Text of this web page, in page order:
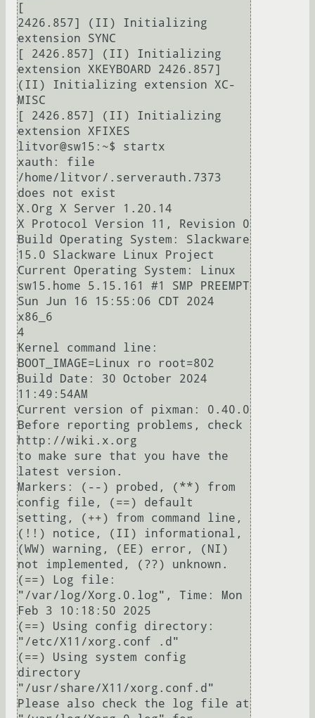
[
2426.857] (II) Initializing
extension SYNC
[ 2426.857] (II) Initializing
extension XKEYBOARD 2426.857]
(II) Initializing extension XC-
MISC
[ 2426.857] (II) Initializing
extension XFIXES
litvor@sw15:~$ startx
xauth: file
/home/litvor/.serverauth.7373
does not exist
X.Org X Server 1.20.14
X Protocol Version 11, Revision 0
Build Operating System: Slackware
15.0 Slackware Linux Project
Current Operating System: Linux
sw15.home 5.15.161 #1 SMP PREEMPT
Sun Jun 16 15:55:06 CDT 2024
x86_6
4
Kernel command line:
BOOT_IMAGE=Linux ro root=802
Build Date: 30 October 2024
11:49:54AM
Current version of pixman: 0.40.0
Before reporting problems, check
http://wiki.x.org
to make sure that you have the
latest version.
Markers: (--) probed, (**) from
config file, (==) default
setting, (++) from command line,
(!!) notice, (II) informational,
(WW) warning, (EE) error, (NI)
not implemented, (??) unknown.
(==) Log file:
"/var/log/Xorg.0.log", Time: Mon
Feb 3 10:18:50 2025
(==) Using config directory:
"/etc/X11/xorg.conf .d"
(==) Using system config
directory
"/usr/share/X11/xorg.conf.d"
Please also check the log file at